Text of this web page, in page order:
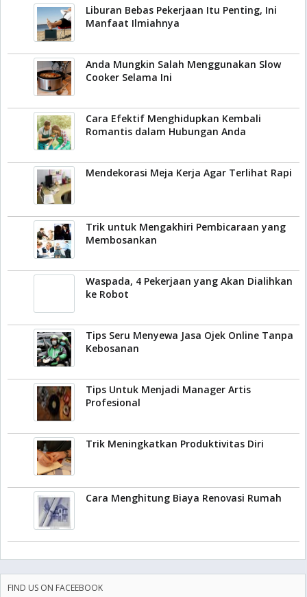
Liburan Bebas Pekerjaan Itu Penting, Ini
Manfaat Ilmiahnya
Anda Mungkin Salah Menggunakan Slow
Cooker Selama Ini
Cara Efektif Menghidupkan Kembali
Romantis dalam Hubungan Anda
Mendekorasi Meja Kerja Agar Terlihat Rapi
Trik untuk Mengakhiri Pembicaraan yang
Membosankan
Waspada, 4 Pekerjaan yang Akan Dialihkan
ke Robot
Tips Seru Menyewa Jasa Ojek Online Tanpa
Kebosanan
Tips Untuk Menjadi Manager Artis
Profesional
Trik Meningkatkan Produktivitas Diri
Cara Menghitung Biaya Renovasi Rumah
FIND US ON FACEEBOOK